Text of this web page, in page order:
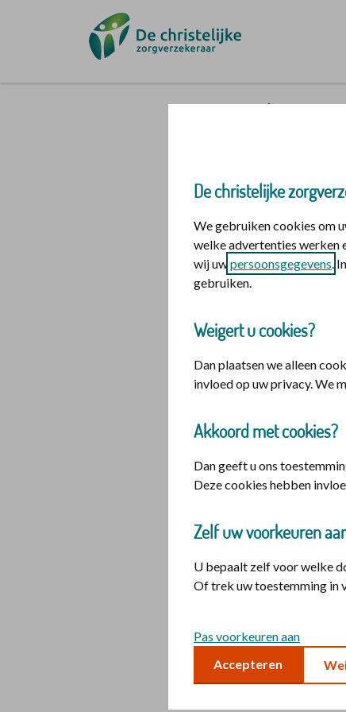
Ga naar de homepage
Inloggen voor
Hulp nodig bij
U heeft hiervoor
aanvragen bij
De christelijke
We gebruiken cookies om
welke advertenties werken
wij uw persoonsgegevens.
gebruiken.
Weigert u cookies?
Dan plaatsen we alleen
invloed op uw privacy. We
Akkoord met cookies?
Dan geeft u ons
Deze cookies hebben
Zelf uw voorkeuren
U bepaalt zelf voor welke
Of trek uw toestemming in
Pas voorkeuren aan
Accepteren